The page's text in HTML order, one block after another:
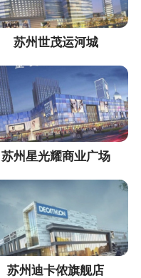
苏州世茂运河城
苏州星光耀商业广场
苏州迪卡侬旗舰店